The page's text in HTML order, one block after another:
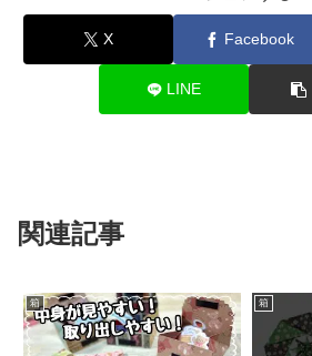
X Facebook
LINE
関連記事
箱 箱